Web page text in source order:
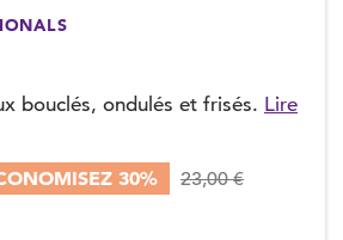
bouclés, ondulés et frisés. Lire
30% 23,00 €